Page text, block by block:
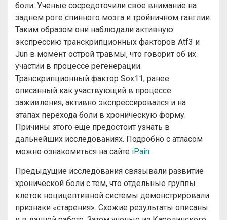
боли. Ученые сосредоточили свое внимание на
заднем роге спинного мозга и тройничном ганглии.
Таким образом они наблюдали активную
экспрессию транскрипционных факторов Atf3 и
Jun в момент острой травмы, что говорит об их
участии в процессе регенерации.
Транскрипционный фактор Sox11, ранее
описанный как участвующий в процессе
заживления, активно экспрессировался и на
этапах перехода боли в хроническую форму.
Причины этого еще предостоит узнать в
дальнейших исследованиях. Подробно с атласом
можно ознакомиться на сайте iPain.
Предыдущие исследования связывали развитие
хронической боли с тем, что отдельные группы
клеток ноцицептивной системы демонстрировали
признаки «старения». Схожие результаты описаны